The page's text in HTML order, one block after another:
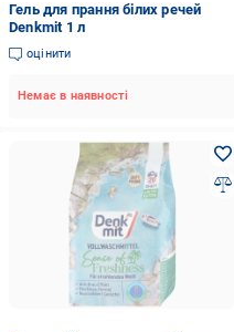
Гель для прання білих речей
Denkmit 1 л
оцінити
Немає в наявності